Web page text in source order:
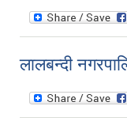
लालबन्दी